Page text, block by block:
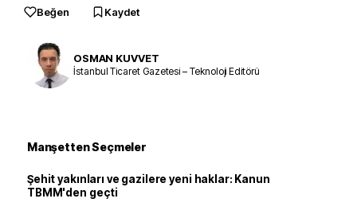
Beğen Kaydet
OSMAN KUVVET
İstanbul Ticaret Gazetesi – Teknoloji Editörü
Manşetten Seçmeler
Şehit yakınları ve gazilere yeni haklar: Kanun
TBMM'den geçti